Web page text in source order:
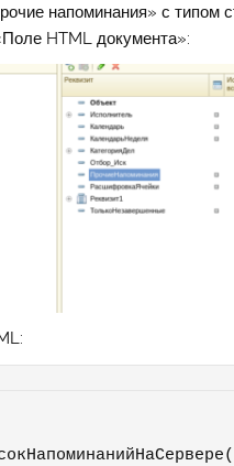
напоминания» с типом
HTML документа»: